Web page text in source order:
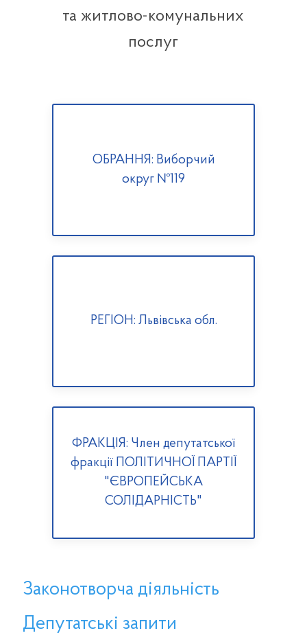
та житлово-комунальних
послуг
ОБРАННЯ: Виборчий
округ №119
РЕГІОН: Львівська обл.
ФРАКЦІЯ: Член депутатської
фракції ПОЛІТИЧНОЇ ПАРТІЇ
"ЄВРОПЕЙСЬКА
СОЛІДАРНІСТЬ"
Законотворча діяльність
Депутатські запити